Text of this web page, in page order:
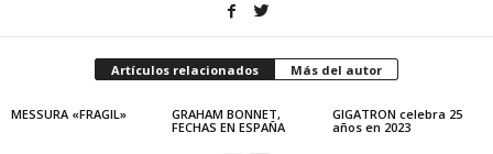
Artículos relacionados Más del autor
MESSURA «FRAGIL»
GRAHAM BONNET,
FECHAS EN ESPAÑA
GIGATRON celebra 25
años en 2023